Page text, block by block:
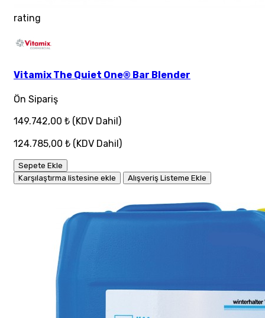
rating
Vitamix The Quiet One® Bar Blender
Ön Sipariş
149.742,00 ₺ (KDV Dahil)
124.785,00 ₺ (KDV Dahil)
Sepete Ekle
Karşılaştırma listesine ekle
Alışveriş Listeme Ekle